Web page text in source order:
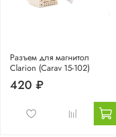
Разъем для магнитол
Clarion (Carav 15-102)
420 ₽